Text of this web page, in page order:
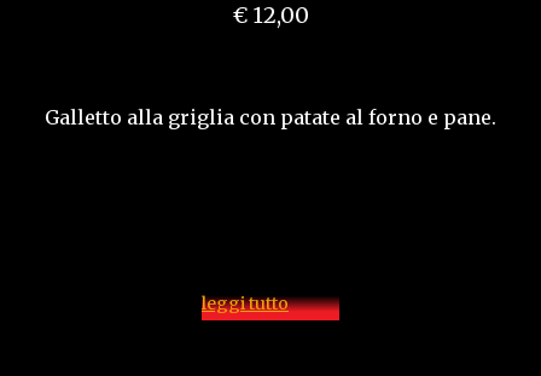
€ 12,00
Galletto alla griglia con patate al forno e pane.
leggi tutto